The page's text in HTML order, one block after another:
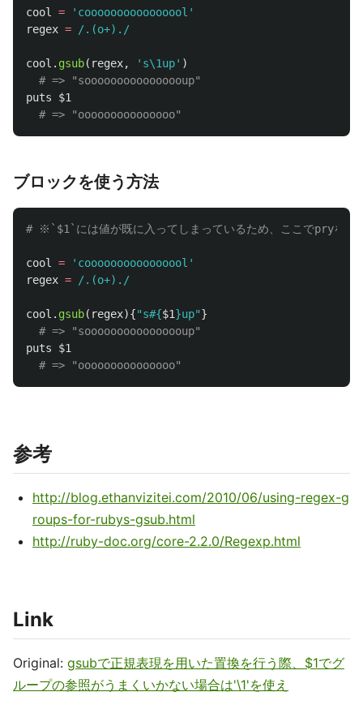
cool =
'coooooooooooooool'
regex = /.(o+)./
cool . gsub( regex, 's\1up' )
# => "soooooooooooooooup"
puts
$1
# => "ooooooooooooooo"
ブロックを使う方法
# ※`$1`には値が既に入ってしまっているため、ここでpry
cool =
'coooooooooooooool'
regex = /.(o+)./
cool . gsub( regex){"s#{$1}up"}
# => "soooooooooooooooup"
puts
$1
# => "ooooooooooooooo"
参考
http://blog.ethanvizitei.com/2010/06/using-regex-g
roups-for-rubys-gsub.html
http://ruby-doc.org/core-2.2.0/Regexp.html
Link
Original: gsubで正規表現を用いた置換を行う際、$1でグ
ループの参照がうまくいかない場合は'\1'を使え